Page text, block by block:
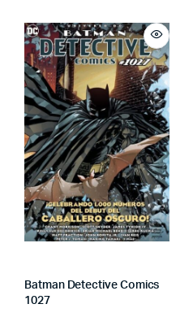
Batman Detective Comics
1027